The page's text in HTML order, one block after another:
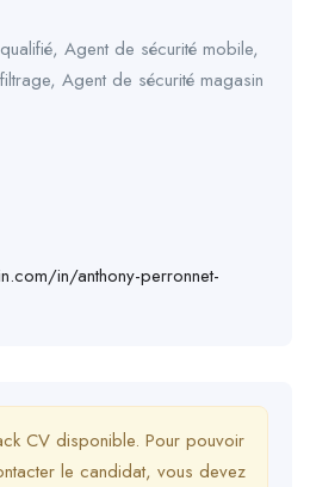
Agent de sécurité mobile,
Agent de sécurité magasin
in/anthony-perronnet-
CV disponible. Pour pouvoir
le candidat, vous devez